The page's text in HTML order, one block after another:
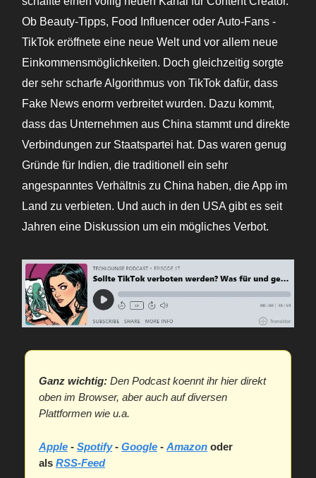
Ob Beauty-Tipps, Food Influencer oder Auto-Fans -
TikTok eröffnete eine neue Welt und vor allem neue
Einkommensmöglichkeiten. Doch gleichzeitig sorgte
der sehr scharfe Algorithmus von TikTok dafür, dass
Fake News enorm verbreitet wurden. Dazu kommt,
dass das Unternehmen aus China stammt und direkte
Verbindungen zur Staatspartei hat. Das waren genug
Gründe für Indien, die traditionell ein sehr
angespanntes Verhältnis zu China haben, die App im
Land zu verbieten. Und auch in den USA gibt es seit
Jahren eine Diskussion um ein mögliches Verbot.
Ganz wichtig: Den Podcast koennt ihr hier direkt
oben im Browser, aber auch auf diversen
Plattformen wie u.a.
Apple - Spotify- Google - Amazon oder
als RSS-Feed